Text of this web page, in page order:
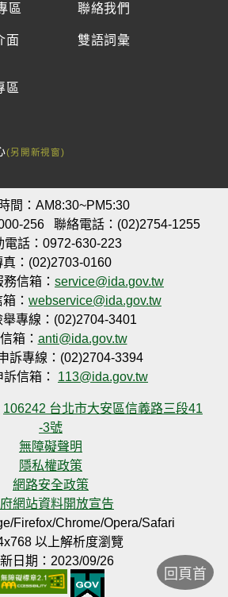
區
面
區
聯絡我們
雙語詞彙
間：AM8:30~PM5:30
256
聯絡電話：(02)2754-1255
電話：0972-630-223
真：(02)2703-0160
信箱： service@ida.gov.tw
： webservice@ida.gov.tw
舉專線：(02)2704-3401
箱： anti@ida.gov.tw
訴專線：(02)2704-3394
信箱： 113@ida.gov.tw
106242 台北市大安區信義路三段41
-3號
無障礙聲明
隱私權政策
網路安全政策
網站資料開放宣告
Firefox/Chrome/Opera/Safari
以上解析度瀏覽
日期：2023/09/26
回頁首